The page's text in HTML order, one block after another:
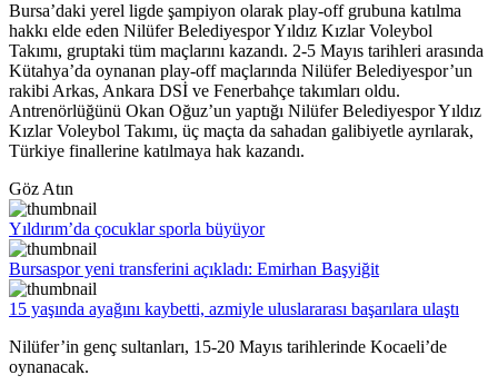
Bursa’daki yerel ligde şampiyon olarak play-off grubuna katılma
hakkı elde eden Nilüfer Belediyespor Yıldız Kızlar Voleybol
Takımı, gruptaki tüm maçlarını kazandı. 2-5 Mayıs tarihleri arasında
Kütahya’da oynanan play-off maçlarında Nilüfer Belediyespor’un
rakibi Arkas, Ankara DSİ ve Fenerbahçe takımları oldu.
Antrenörlüğünü Okan Oğuz’un yaptığı Nilüfer Belediyespor Yıldız
Kızlar Voleybol Takımı, üç maçta da sahadan galibiyetle ayrılarak,
Türkiye finallerine katılmaya hak kazandı.
Göz Atın
Yıldırım’da çocuklar sporla büyüyor
Bursaspor yeni transferini açıkladı: Emirhan Başyiğit
15 yaşında ayağını kaybetti, azmiyle uluslararası başarılara ulaştı
Nilüfer’in genç sultanları, 15-20 Mayıs tarihlerinde Kocaeli’de
oynanacak.